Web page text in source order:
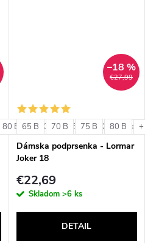
80 B 80 C 85 B 85 C +
€27,99
–18 %
65 B 70 B 75 B 80 B
Dámska podprsenka - Lormar
Joker 18
€22,69
Skladom >6 ks
DETAIL